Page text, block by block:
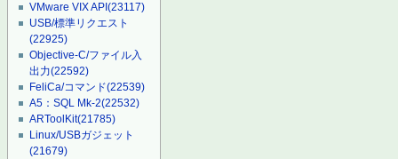
VMware VIX API(23117)
USB/標準リクエスト
(22925)
Objective-C/ファイル入
出力(22592)
FeliCa/コマンド(22539)
A5：SQL Mk-2(22532)
ARToolKit(21785)
Linux/USBガジェット
(21679)